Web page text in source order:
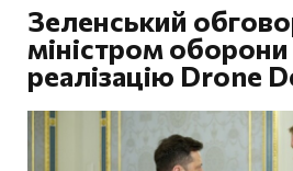
Зеленський
міністром оборони
реалізацію Drone